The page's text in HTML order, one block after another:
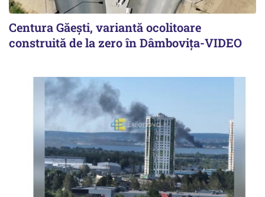
Centura Găești, variantă ocolitoare
construită de la zero în Dâmbovița-VIDEO